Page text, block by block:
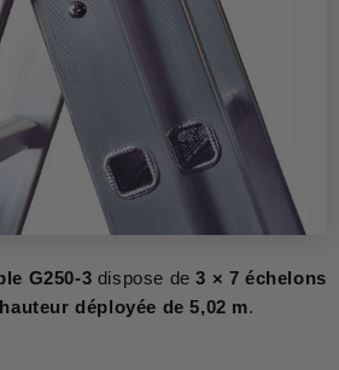
G250-3 dispose de3 × 7 échelons
hauteur déployée de 5,02 m.